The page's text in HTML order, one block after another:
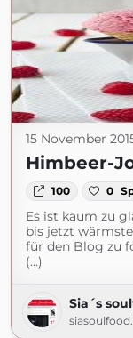
15 November
Himbeer-
100 0
Es ist kaum zu
bis jetzt
für den Blog zu
(...)
Sia´s